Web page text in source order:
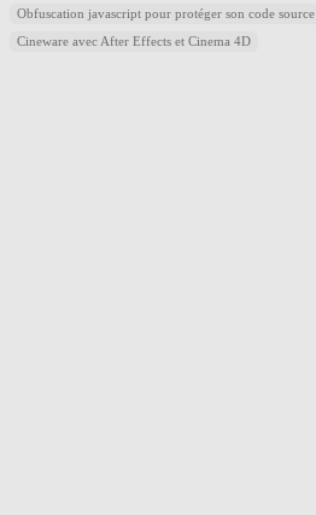
Obfuscation javascript pour protéger son code source
Cineware avec After Effects et Cinema 4D